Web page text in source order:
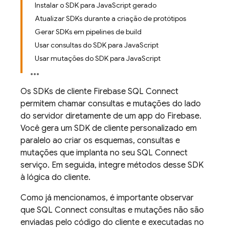
Instalar o SDK para JavaScript gerado
Atualizar SDKs durante a criação de protótipos
Gerar SDKs em pipelines de build
Usar consultas do SDK para JavaScript
Usar mutações do SDK para JavaScript
Os SDKs de cliente Firebase SQL Connect
permitem chamar consultas e mutações do lado
do servidor diretamente de um app do Firebase.
Você gera um SDK de cliente personalizado em
paralelo ao criar os esquemas, consultas e
mutações que implanta no seu SQL Connect
serviço. Em seguida, integre métodos desse SDK
à lógica do cliente.
Como já mencionamos, é importante observar
que SQL Connect consultas e mutações não são
enviadas pelo código do cliente e executadas no